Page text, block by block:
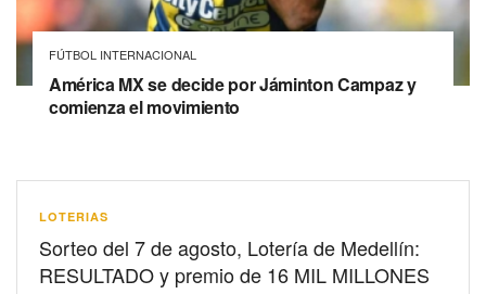
FÚTBOL INTERNACIONAL
América MX se decide por Jáminton Campaz y
comienza el movimiento
LOTERIAS
Sorteo del 7 de agosto, Lotería de Medellín:
RESULTADO y premio de 16 MIL MILLONES